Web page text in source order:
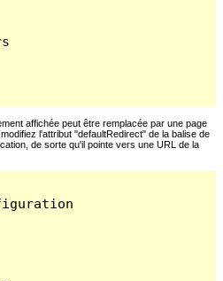
affichée peut être remplacée par une page
l'attribut "defaultRedirect" de la balise de
de sorte qu'il pointe vers une URL de la